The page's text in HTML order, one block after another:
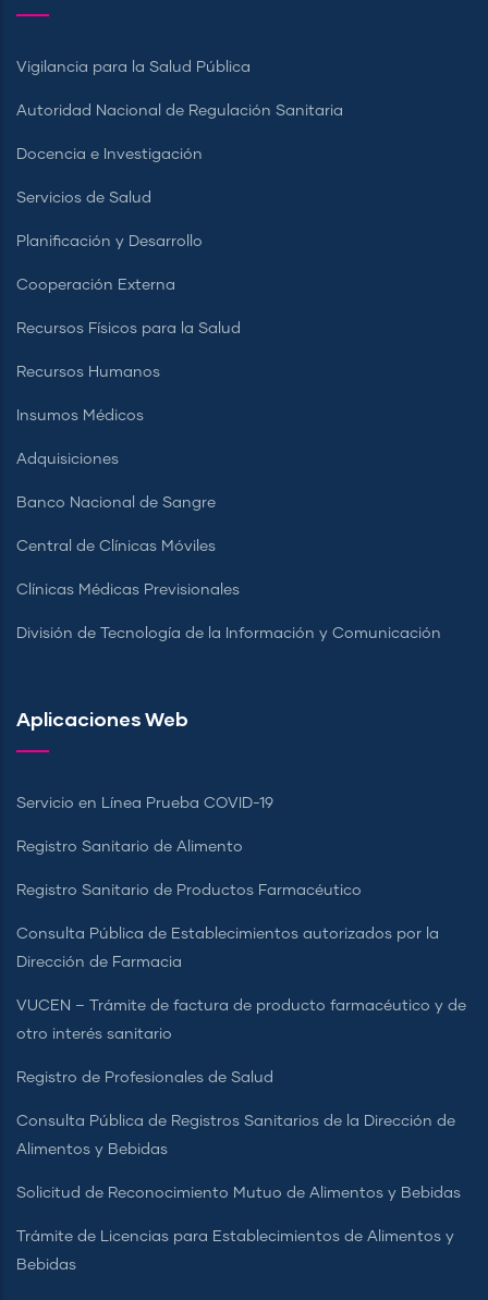
Vigilancia para la Salud Pública
Autoridad Nacional de Regulación Sanitaria
Docencia e Investigación
Servicios de Salud
Planificación y Desarrollo
Cooperación Externa
Recursos Físicos para la Salud
Recursos Humanos
Insumos Médicos
Adquisiciones
Banco Nacional de Sangre
Central de Clínicas Móviles
Clínicas Médicas Previsionales
División de Tecnología de la Información y Comunicación
Aplicaciones Web
Servicio en Línea Prueba COVID-19
Registro Sanitario de Alimento
Registro Sanitario de Productos Farmacéutico
Consulta Pública de Establecimientos autorizados por la
Dirección de Farmacia
VUCEN – Trámite de factura de producto farmacéutico y de
otro interés sanitario
Registro de Profesionales de Salud
Consulta Pública de Registros Sanitarios de la Dirección de
Alimentos y Bebidas
Solicitud de Reconocimiento Mutuo de Alimentos y Bebidas
Trámite de Licencias para Establecimientos de Alimentos y
Bebidas